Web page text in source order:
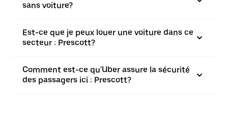
sans voiture?
Est-ce que je peux louer une voiture dans ce
secteur : Prescott?
Comment est-ce qu'Uber assure la sécurité
des passagers ici : Prescott?